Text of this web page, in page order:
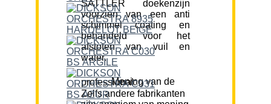
SATTLER doekenzijn
voorzien van een anti
schimmel coating en
behandeld voor het
afstoten van vuil en
water.
Mening van de professional:
Zelfs andere fabrikanten